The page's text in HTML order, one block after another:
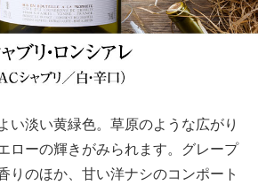
い淡い黄緑色。草原のような広がり
ローの輝きがみられます。グレープ
りのほか、甘い洋ナシのコンポート